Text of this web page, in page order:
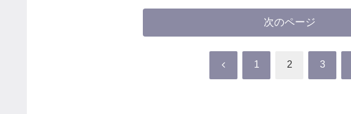
次のページ
前 1 2 3